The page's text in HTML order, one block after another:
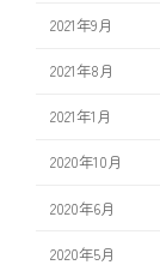
2021年9月
2021年8月
2021年1月
2020年10月
2020年6月
2020年5月